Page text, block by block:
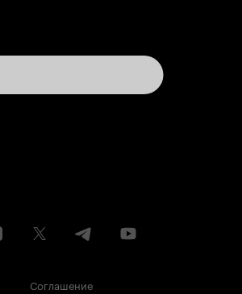
Соглашение